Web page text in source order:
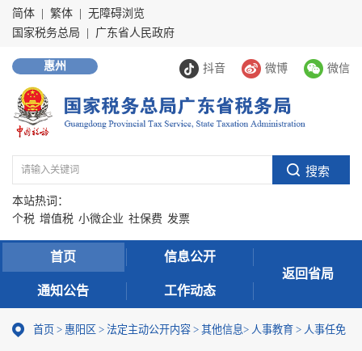
简体 繁体
无障碍浏览
国家税务总局
广东省人民政府
抖音 微博 微信
惠州
本站热词：
个税 增值税 小微企业 社保费 发票
首页 信息公开
通知公告 工作动态
返回省局
首页 > 惠阳区 > 法定主动公开内容 > 其他信息> 人事教育 > 人事任免